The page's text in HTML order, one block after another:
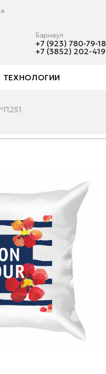
Барнаул
+7 (923) 780-79-18
+7 (3852) 202-419
ТЕХНОЛОГИИ